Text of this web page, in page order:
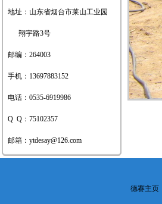
人民共和国
北京地安门将“南移复建”恢复中
地址：山东省烟台市莱山工业园
翔宇路3号
邮编：264003
手机：13697883152
电话：0535-6919986
Q Q：75102357
邮箱： ytdesay@126.com
德赛主页